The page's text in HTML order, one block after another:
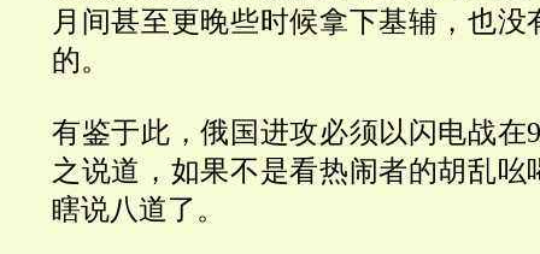
月间甚至更晚些时候拿下基辅，也没
的。
有鉴于此，俄国进攻必须以闪电战在
之说道，如果不是看热闹者的胡乱吆
瞎说八道了。